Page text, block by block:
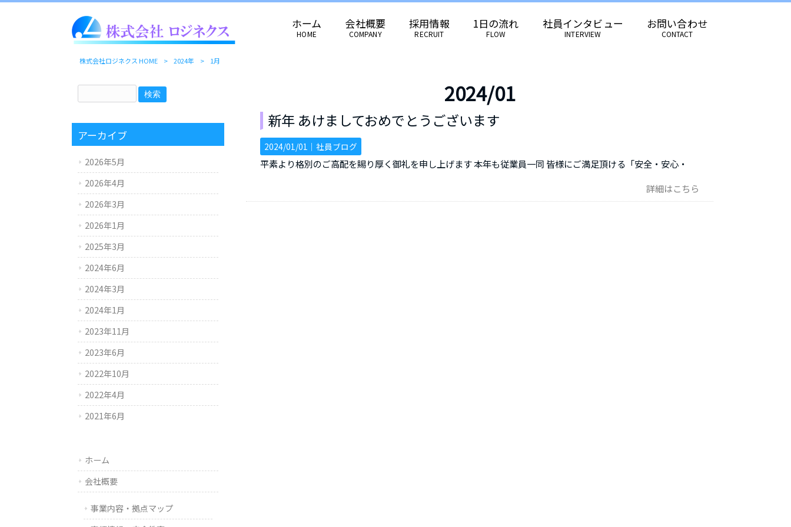
ホーム
HOME
会社概要
COMPANY
採用情報
RECRUIT
1日の流れ
FLOW
社員インタビュー
INTERVIEW
お問い合わせ
CONTACT
株式会社ロジネクス HOME > 2024年 > 1月
2024/01
新年 あけましておめでとうございます
2024/01/01｜ 社員ブログ
平素より格別のご高配を賜り厚く御礼を申し上げます 本年も従業員一同 皆様にご満足頂ける「安全・安心・
詳細はこちら
アーカイブ
2026年5月
2026年4月
2026年3月
2026年1月
2025年3月
2024年6月
2024年3月
2024年1月
2023年11月
2023年6月
2022年10月
2022年4月
2021年6月
ホーム
会社概要
事業内容・拠点マップ